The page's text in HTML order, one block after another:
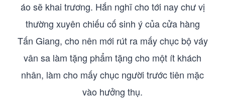
áo sẽ khai trương. Hắn nghĩ cho tới nay chư vị
thường xuyên chiếu cố sinh ý của cửa hàng
Tấn Giang, cho nên mới rút ra mấy chục bộ váy
vân sa làm tặng phẩm tặng cho một ít khách
nhân, làm cho mấy chục người trước tiên mặc
vào hưởng thụ.